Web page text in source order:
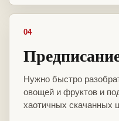
04
Нужно быстро
овощей и фруктов и
хаотичных скачанных